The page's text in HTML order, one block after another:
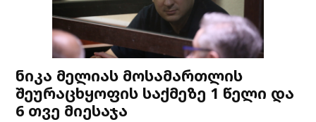
ნიკა მელიას მოსამართლის
შეურაცხყოფის საქმეზე 1 წელი და
6 თვე მიესაჯა